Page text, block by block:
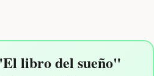
libro del sueño"